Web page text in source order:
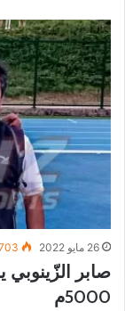
26 مايو 2022
صابر
5000م